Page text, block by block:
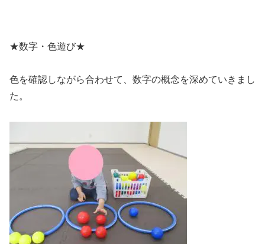
★数字・色遊び★
色を確認しながら合わせて、数字の概念を深めていきまし
た。